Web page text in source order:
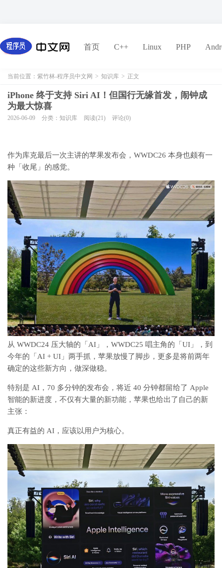
首页 C++ Linux PHP
当前位置： 紫竹林-程序员中文网 > 知识库 > 正文
iPhone 终于支持 Siri AI！但国行无缘首发，闹钟成
为最大惊喜
2026-06-09 分类：知识库 阅读(21) 评论(0)
作为库克最后一次主讲的苹果发布会，WWDC26 本身也颇有一
种「收尾」的感觉。
从 WWDC24 压大轴的「AI」，WWDC25 唱主角的「UI」，到
今年的「AI + UI」两手抓，苹果放慢了脚步，更多是将前两年
确定的这些新方向，做深做稳。
特别是 AI，70 多分钟的发布会，将近 40 分钟都留给了 Apple
智能的新进度，不仅有大量的新功能，苹果也给出了自己的新
主张：
真正有益的 AI，应该以用户为核心。